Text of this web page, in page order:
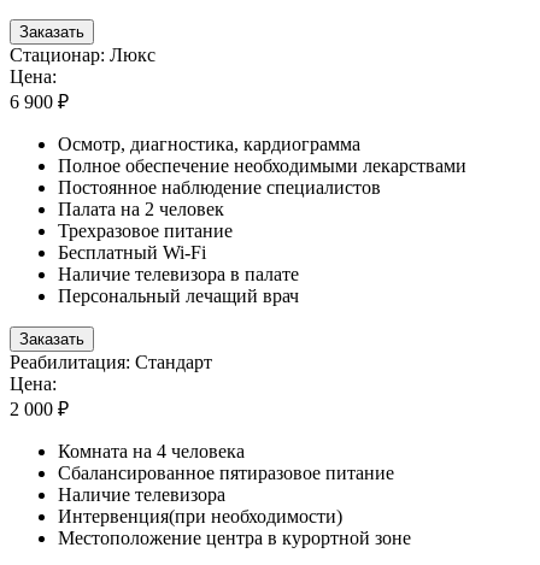
Заказать
Стационар: Люкс
Цена:
6 900 ₽
Осмотр, диагностика, кардиограмма
Полное обеспечение необходимыми лекарствами
Постоянное наблюдение специалистов
Палата на 2 человек
Трехразовое питание
Бесплатный Wi-Fi
Наличие телевизора в палате
Персональный лечащий врач
Заказать
Реабилитация: Стандарт
Цена:
2 000 ₽
Комната на 4 человека
Сбалансированное пятиразовое питание
Наличие телевизора
Интервенция(при необходимости)
Местоположение центра в курортной зоне